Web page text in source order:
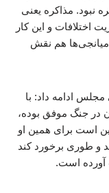
نبود. مذاکره یعنی
اختلافات و این کار
میانجی‌ها هم نقش
ادامه داد: با
در جنگ موفق بوده،
است برای همین او
و طوری برخورد کند
آورده است.